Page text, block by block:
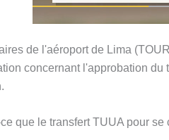
de l'aéroport de Lima
concernant l'approbation
que le transfert TUUA pour se